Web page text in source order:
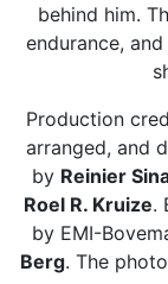
behind him.
endurance,
Production
arranged, and
by Reinier
Roel R. Kruize.
by EMI-
Berg. The